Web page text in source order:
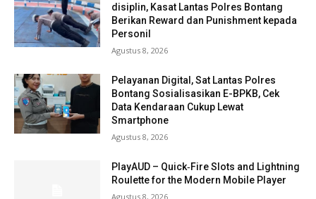
disiplin, Kasat Lantas Polres Bontang
Berikan Reward dan Punishment kepada
Personil
Agustus 8, 2026
Pelayanan Digital, Sat Lantas Polres
Bontang Sosialisasikan E-BPKB, Cek
Data Kendaraan Cukup Lewat
Smartphone
Agustus 8, 2026
PlayAUD – Quick‑Fire Slots and Lightning
Roulette for the Modern Mobile Player
Agustus 8, 2026